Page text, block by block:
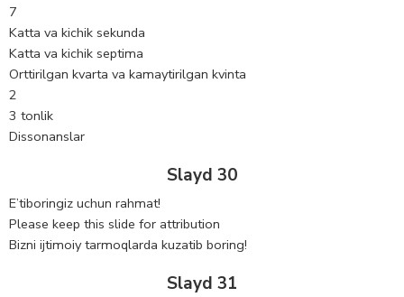
7
Katta va kichik sekunda
Katta va kichik septima
Orttirilgan kvarta va kamaytirilgan kvinta
2
3 tonlik
Dissonanslar
Slayd 30
E’tiboringiz uchun rahmat!
Please keep this slide for attribution
Bizni ijtimoiy tarmoqlarda kuzatib boring!
Slayd 31